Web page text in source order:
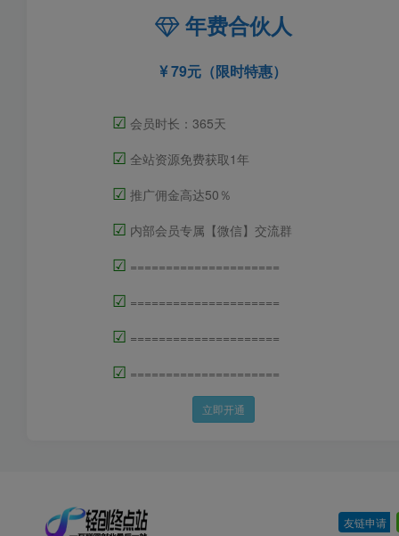
年费合伙人
79元（限时特惠）
☑ 会员时长：365天
☑ 全站资源免费获取1年
☑ 推广佣金高达50％
☑ 内部会员专属【微信】交流群
☑ =====================
☑ =====================
☑ =====================
☑ =====================
立即开通
友链申请